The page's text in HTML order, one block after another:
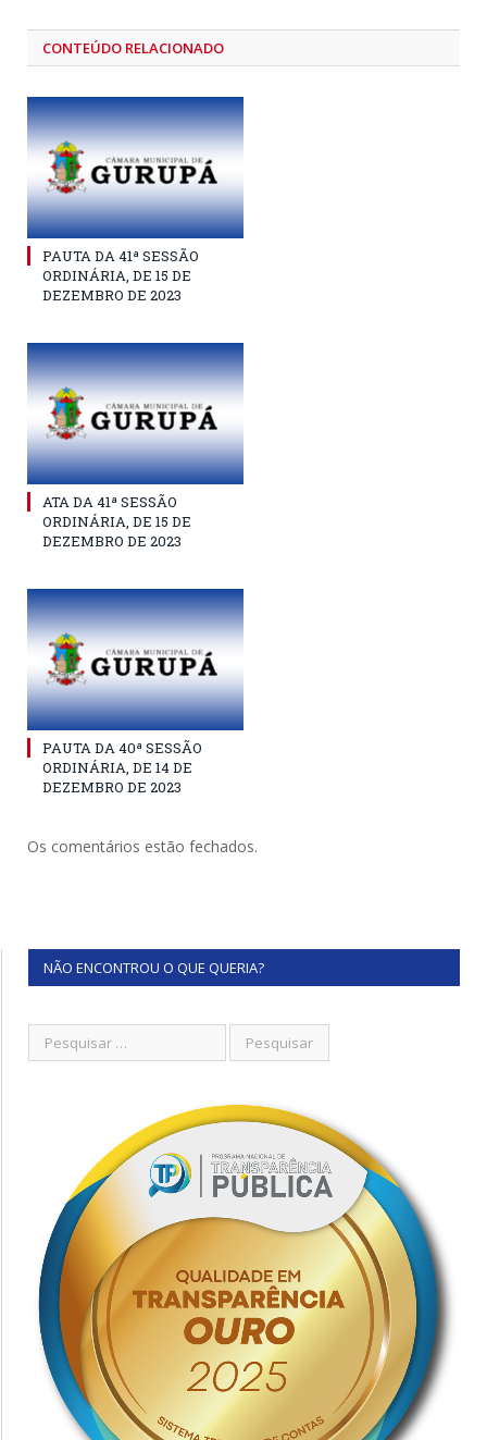
CONTEÚDO RELACIONADO
PAUTA DA 41ª SESSÃO
ORDINÁRIA, DE 15 DE
DEZEMBRO DE 2023
ATA DA 41ª SESSÃO
ORDINÁRIA, DE 15 DE
DEZEMBRO DE 2023
PAUTA DA 40ª SESSÃO
ORDINÁRIA, DE 14 DE
DEZEMBRO DE 2023
Os comentários estão fechados.
NÃO ENCONTROU O QUE QUERIA?